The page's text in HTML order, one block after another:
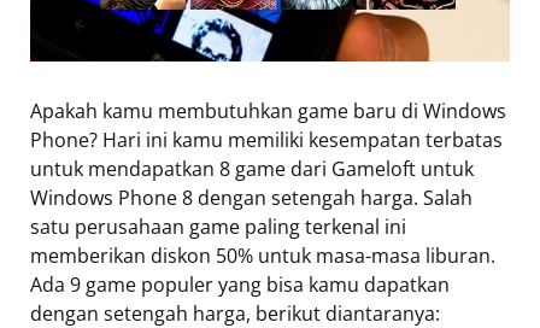
Apakah kamu membutuhkan game baru di Windows
Phone? Hari ini kamu memiliki kesempatan terbatas
untuk mendapatkan 8 game dari Gameloft untuk
Windows Phone 8 dengan setengah harga. Salah
satu perusahaan game paling terkenal ini
memberikan diskon 50% untuk masa-masa liburan.
Ada 9 game populer yang bisa kamu dapatkan
dengan setengah harga, berikut diantaranya: